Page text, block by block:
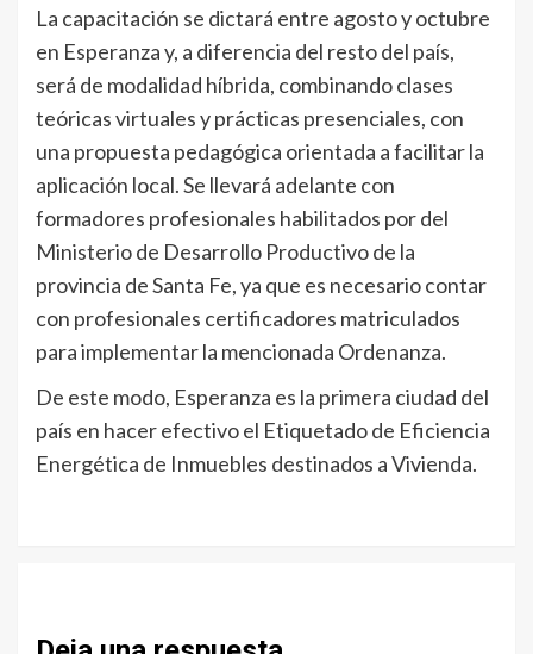
La capacitación se dictará entre agosto y octubre
en Esperanza y, a diferencia del resto del país,
será de modalidad híbrida, combinando clases
teóricas virtuales y prácticas presenciales, con
una propuesta pedagógica orientada a facilitar la
aplicación local. Se llevará adelante con
formadores profesionales habilitados por del
Ministerio de Desarrollo Productivo de la
provincia de Santa Fe, ya que es necesario contar
con profesionales certificadores matriculados
para implementar la mencionada Ordenanza.
De este modo, Esperanza es la primera ciudad del
país en hacer efectivo el Etiquetado de Eficiencia
Energética de Inmuebles destinados a Vivienda.